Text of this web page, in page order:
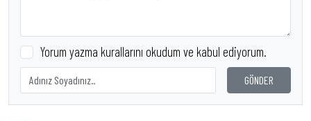
Yorum yazma kurallarını okudum ve kabul ediyorum.
GÖNDER